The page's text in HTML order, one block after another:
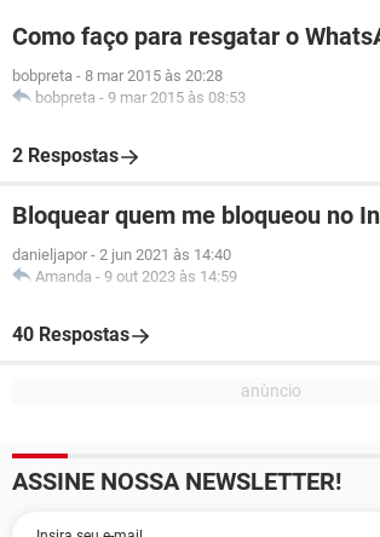
Como faço para resgatar o
bobpreta - 8 mar 2015 às 20:28
bobpreta - 9 mar 2015 às 08:53
2 Respostas
Bloquear quem me bloqueou no
danieljapor - 2 jun 2021 às 14:40
Amanda - 9 out 2023 às 14:59
40 Respostas
ASSINE NOSSA NEWSLETTER!